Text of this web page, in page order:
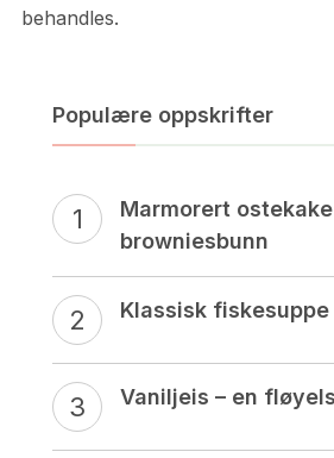
behandles.
Populære oppskrifter
Marmorert
browniesbunn
Klassisk fiskesuppe
Vaniljeis – en